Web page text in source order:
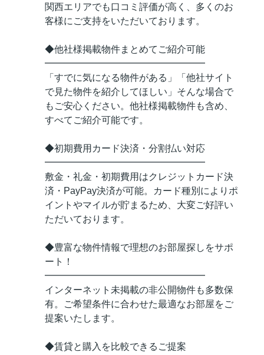
関西エリアでも口コミ評価が高く、多くのお
客様にご支持をいただいております。
◆他社様掲載物件まとめてご紹介可能
━━━━━━━━━━━━━━━━━
「すでに気になる物件がある」「他社サイト
で見た物件を紹介してほしい」そんな場合で
もご安心ください。他社様掲載物件も含め、
すべてご紹介可能です。
◆初期費用カード決済・分割払い対応
━━━━━━━━━━━━━━━━━
敷金・礼金・初期費用はクレジットカード決
済・PayPay決済が可能。カード種別によりポ
イントやマイルが貯まるため、大変ご好評い
ただいております。
◆豊富な物件情報で理想のお部屋探しをサポ
ート！
━━━━━━━━━━━━━━━━━
インターネット未掲載の非公開物件も多数保
有。ご希望条件に合わせた最適なお部屋をご
提案いたします。
◆賃貸と購入を比較できるご提案